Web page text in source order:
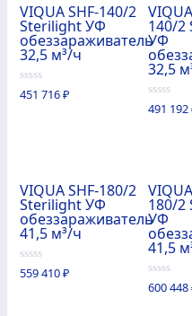
VIQUA SHF-140/2
Sterilight УФ
обеззараживатель
32,5 м³/ч
0
из
451 716₽
140/2
УФ
32,5
0
из
491 192
VIQUA SHF-180/2
Sterilight УФ
обеззараживатель
41,5 м³/ч
0
из
559 410₽
180/2
УФ
41,5
0
из
600 448